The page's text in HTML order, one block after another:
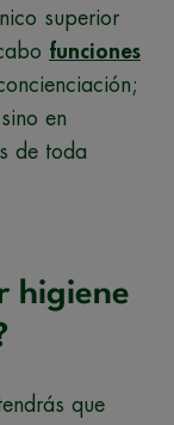
superior
funciones
en
de toda
higiene
que